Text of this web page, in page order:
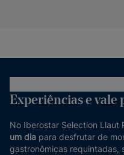
Experiências e vale
No Iberostar Selection Llaut
um dia para desfrutar de
gastronômicas requintadas,